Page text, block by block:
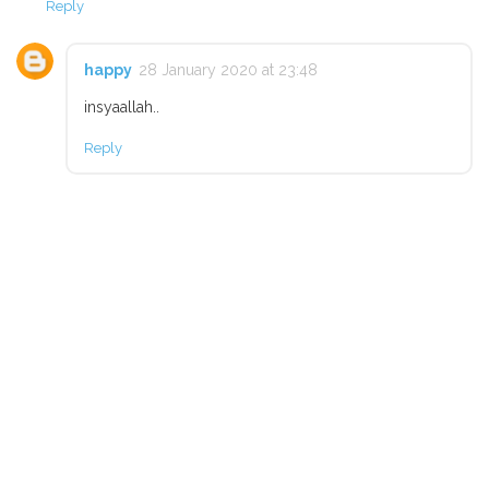
Reply
happy 28 January 2020 at 23:48
insyaallah..
Reply